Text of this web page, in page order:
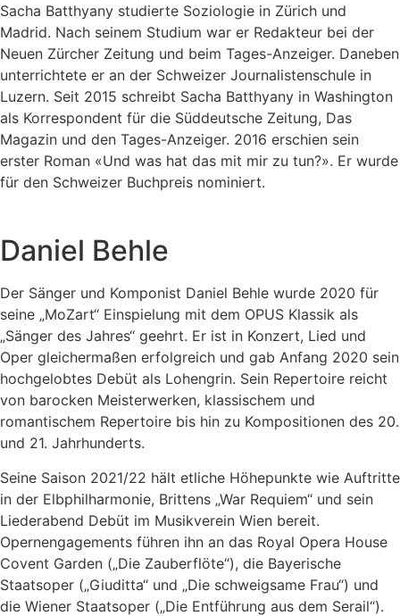
Sacha Batthyany studierte Soziologie in Zürich und
Madrid. Nach seinem Studium war er Redakteur bei der
Neuen Zürcher Zeitung und beim Tages-Anzeiger. Daneben
unterrichtete er an der Schweizer Journalistenschule in
Luzern. Seit 2015 schreibt Sacha Batthyany in Washington
als Korrespondent für die Süddeutsche Zeitung, Das
Magazin und den Tages-Anzeiger. 2016 erschien sein
erster Roman «Und was hat das mit mir zu tun?». Er wurde
für den Schweizer Buchpreis nominiert.
Daniel Behle
Der Sänger und Komponist Daniel Behle wurde 2020 für
seine „MoZart“ Einspielung mit dem OPUS Klassik als
„Sänger des Jahres“ geehrt. Er ist in Konzert, Lied und
Oper gleichermaßen erfolgreich und gab Anfang 2020 sein
hochgelobtes Debüt als Lohengrin. Sein Repertoire reicht
von barocken Meisterwerken, klassischem und
romantischem Repertoire bis hin zu Kompositionen des 20.
und 21. Jahrhunderts.
Seine Saison 2021/22 hält etliche Höhepunkte wie Auftritte
in der Elbphilharmonie, Brittens „War Requiem“ und sein
Liederabend Debüt im Musikverein Wien bereit.
Opernengagements führen ihn an das Royal Opera House
Covent Garden („Die Zauberflöte“), die Bayerische
Staatsoper („Giuditta“ und „Die schweigsame Frau“) und
die Wiener Staatsoper („Die Entführung aus dem Serail“).